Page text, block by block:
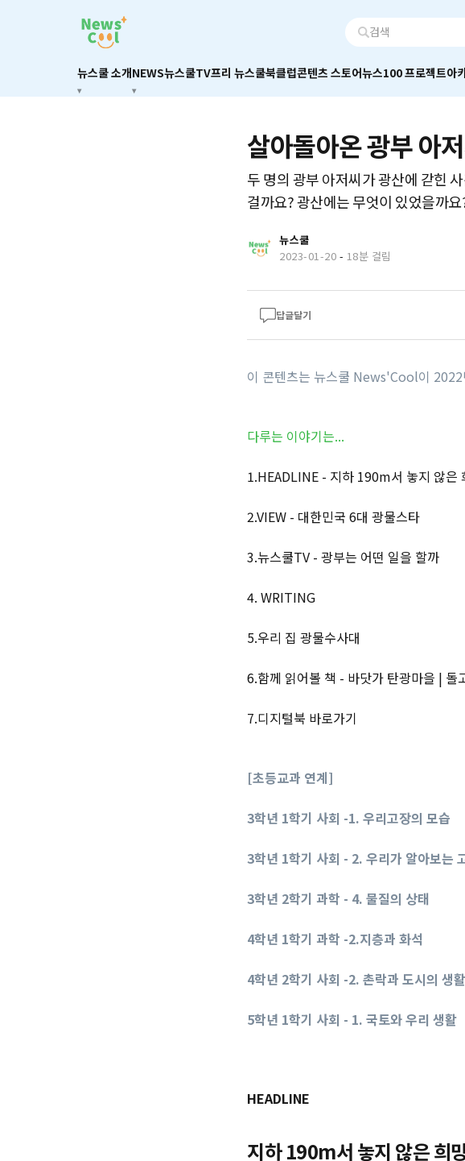
뉴스쿨 소개NEWS뉴스쿨TV프리 뉴스쿨북클럽콘텐츠 스토어뉴스100 프로젝트아
살아돌아온 광부 아
두 명의 광부 아저씨가 광산에 갇힌
걸까요? 광산에는 무엇이 있었을까
뉴스쿨
2023-01-20 - 18분 걸림
답글달기
이 콘텐츠는 뉴스쿨 News'Cool이
다루는 이야기는...
1.HEADLINE - 지하 190m서 놓지 않은
2.VIEW - 대한민국 6대 광물스타
3.뉴스쿨TV - 광부는 어떤 일을 할까
4. WRITING
5.우리 집 광물수사대
6.함께 읽어볼 책 - 바닷가 탄광마을 | 돌
7.디지털북 바로가기
[초등교과 연계]
3학년 1학기 사회 -1. 우리고장의 모습
3학년 1학기 사회 - 2. 우리가 알아보는
3학년 2학기 과학 - 4. 물질의 상태
4학년 1학기 과학 -2.지층과 화석
4학년 2학기 사회 -2. 촌락과 도시의 생
5학년 1학기 사회 - 1. 국토와 우리 생활
HEADLINE
지하 190m서 놓지 않은 희